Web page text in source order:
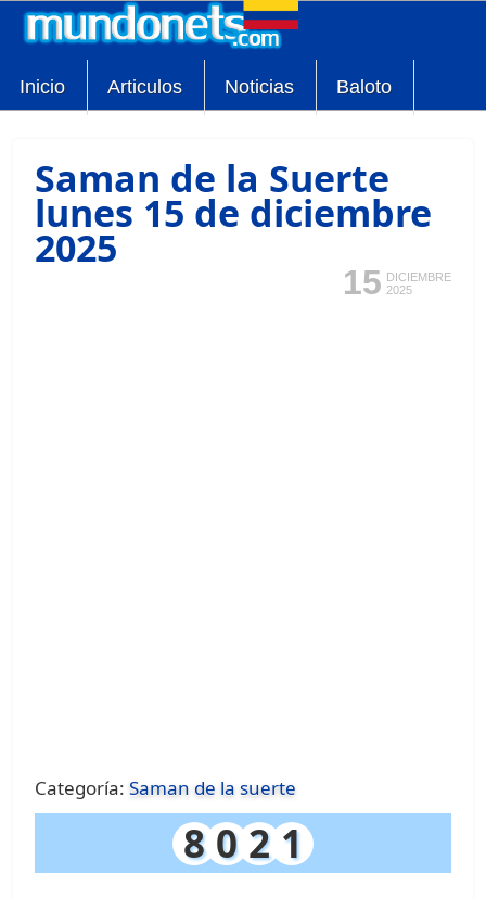
Inicio Articulos Noticias Baloto
Saman de la Suerte
lunes 15 de diciembre
2025
15 DICIEMBRE
2025
Categoría:Saman de la suerte
8 0 2 1